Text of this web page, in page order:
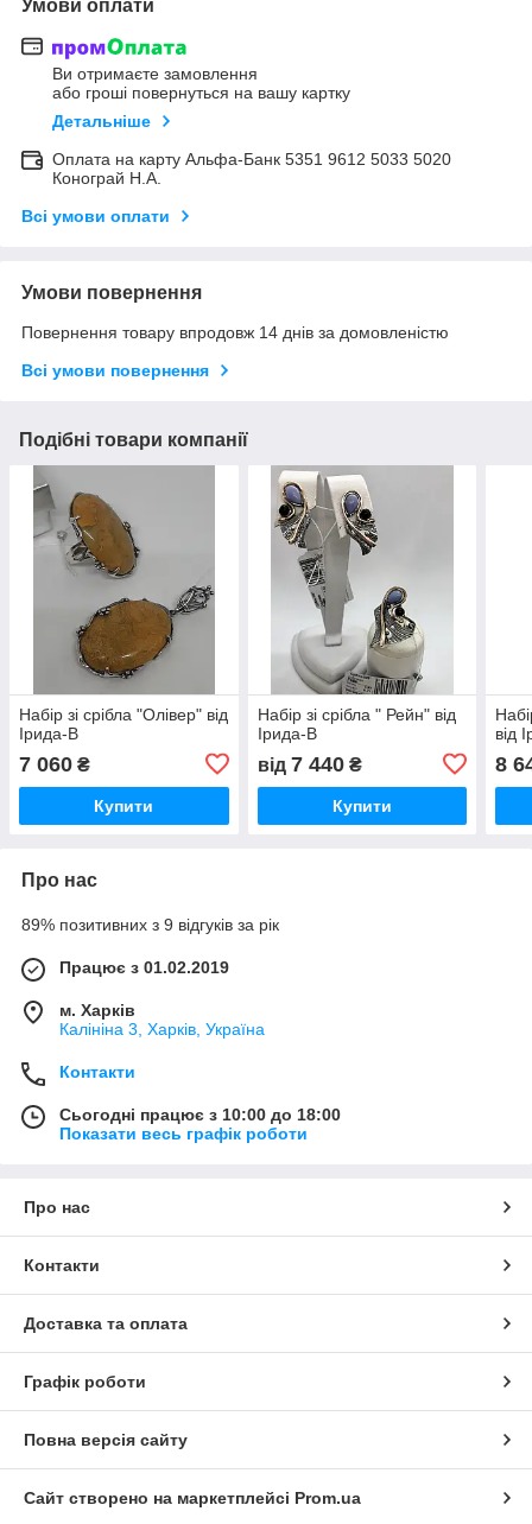
Умови оплати
Ви отримаєте замовлення
або гроші повернуться на вашу картку
Детальніше
Оплата на карту Альфа-Банк 5351 9612 5033 5020
Конограй Н.А.
Всі умови оплати
Умови повернення
Повернення товару впродовж 14 днів за домовленістю
Всі умови повернення
Подібні товари компанії
Набір зі срібла "Олівер" від
Ірида-В
7 060 ₴
Купити
Набір зі срібла " Рейн" від
Ірида-В
від 7 440₴
Купити
від
8
Про нас
89% позитивних з 9 відгуків за рік
Працює з 01.02.2019
м. Харків
Калініна 3, Харків, Україна
Контакти
Сьогодні працює з 10:00 до 18:00
Показати весь графік роботи
Про нас
Контакти
Доставка та оплата
Графік роботи
Повна версія сайту
Сайт створено на маркетплейсі Prom.ua